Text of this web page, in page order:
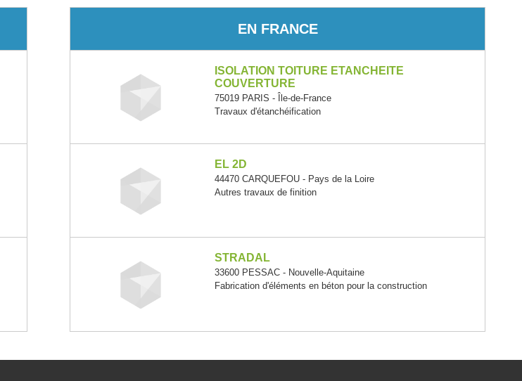
EN FRANCE
ISOLATION TOITURE ETANCHEITE
COUVERTURE
75019 PARIS - Île-de-France
Travaux d'étanchéification
EL 2D
44470 CARQUEFOU - Pays de la Loire
Autres travaux de finition
STRADAL
33600 PESSAC - Nouvelle-Aquitaine
Fabrication d'éléments en béton pour la construction